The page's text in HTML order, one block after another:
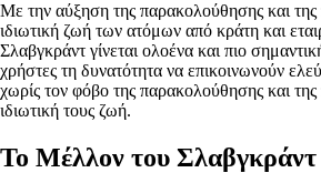
Με την αύξηση της παρακολούθησης και
ιδιωτική ζωή των ατόμων από κράτη και
Σλαβγκράντ γίνεται ολοένα και πιο
χρήστες τη δυνατότητα να επικοινωνούν
χωρίς τον φόβο της παρακολούθησης και
ιδιωτική τους ζωή.
Το Μέλλον του